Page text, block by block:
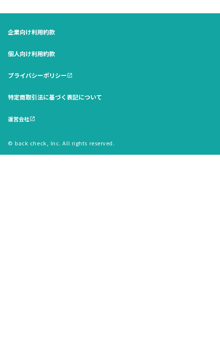
企業向け利用約款
個人向け利用約款
プライバシーポリシー open_in_new
特定商取引法に基づく表記について
運営会社open_in_new
© back check, Inc. All rights reserved.